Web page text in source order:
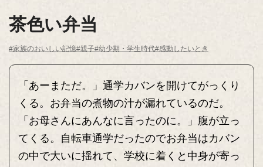
茶色い弁当
#家族のおいしい記憶#親子#幼少期・学生時代#感動したいとき
「あーまただ。」通学カバンを開けてがっくり
くる。お弁当の煮物の汁が漏れているのだ。
「お母さんにあんなに言ったのに。」腹が立っ
てくる。自転車通学だったのでお弁当はカバン
の中で大いに揺れて、学校に着くと中身が寄っ